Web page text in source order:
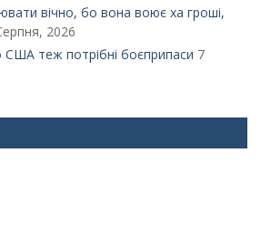
вічно, бо вона воює ха гроші,
2026
теж потрібні боєприпаси 7